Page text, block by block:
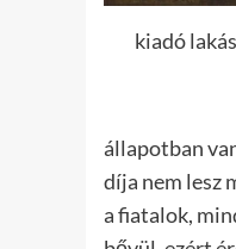
kiadó
állapotban
díja nem lesz
a fiatalok,